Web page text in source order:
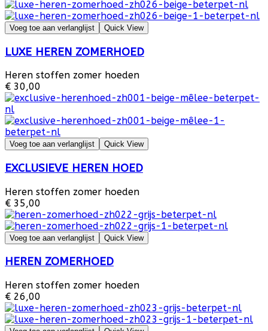
Voeg toe aan verlanglijst Quick View
LUXE HEREN ZOMERHOED
Heren stoffen zomer hoeden
€ 30,00
Voeg toe aan verlanglijst Quick View
EXCLUSIEVE HEREN HOED
Heren stoffen zomer hoeden
€ 35,00
Voeg toe aan verlanglijst Quick View
HEREN ZOMERHOED
Heren stoffen zomer hoeden
€ 26,00